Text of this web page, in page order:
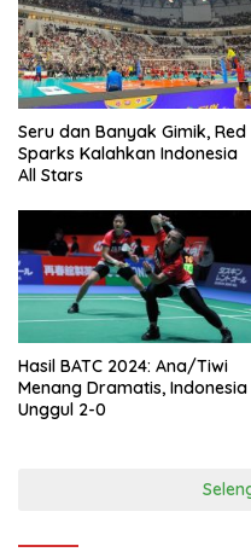
Seru dan Banyak Gimik, Red
Sparks Kalahkan Indonesia
All Stars
Hasil BATC 2024: Ana/Tiwi
Menang Dramatis, Indonesia
Unggul 2-0